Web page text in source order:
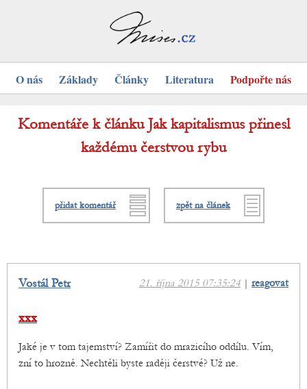
O nás Základy Články Literatura Podpořte nás
Komentáře k článku Jak kapitalismus přinesl
každému čerstvou rybu
přidat komentář zpět na článek
21. října 2015 07:35:24 | reagovat
Vostál Petr
xxx
Jaké je v tom tajemství? Zamířit do mrazicího oddílu. Vím,
zní to hrozně. Nechtěli byste raději čerstvé? Už ne.